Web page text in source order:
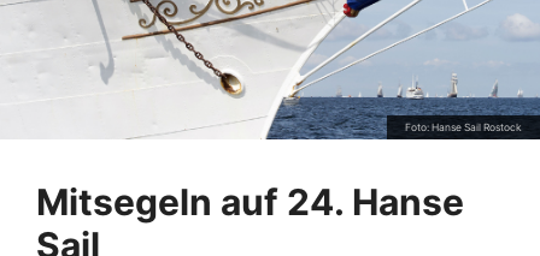
Foto: Hanse Sail Rostock
Mitsegeln auf 24. Hanse
Sail